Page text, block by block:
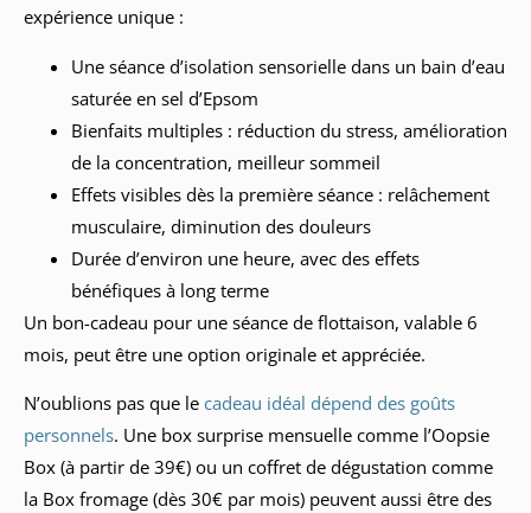
expérience unique :
Une séance d’isolation sensorielle dans un bain d’eau
saturée en sel d’Epsom
Bienfaits multiples : réduction du stress, amélioration
de la concentration, meilleur sommeil
Effets visibles dès la première séance : relâchement
musculaire, diminution des douleurs
Durée d’environ une heure, avec des effets
bénéfiques à long terme
Un bon-cadeau pour une séance de flottaison, valable 6
mois, peut être une option originale et appréciée.
N’oublions pas que le cadeau idéal dépend des goûts
personnels. Une box surprise mensuelle comme l’Oopsie
Box (à partir de 39€) ou un coffret de dégustation comme
la Box fromage (dès 30€ par mois) peuvent aussi être des